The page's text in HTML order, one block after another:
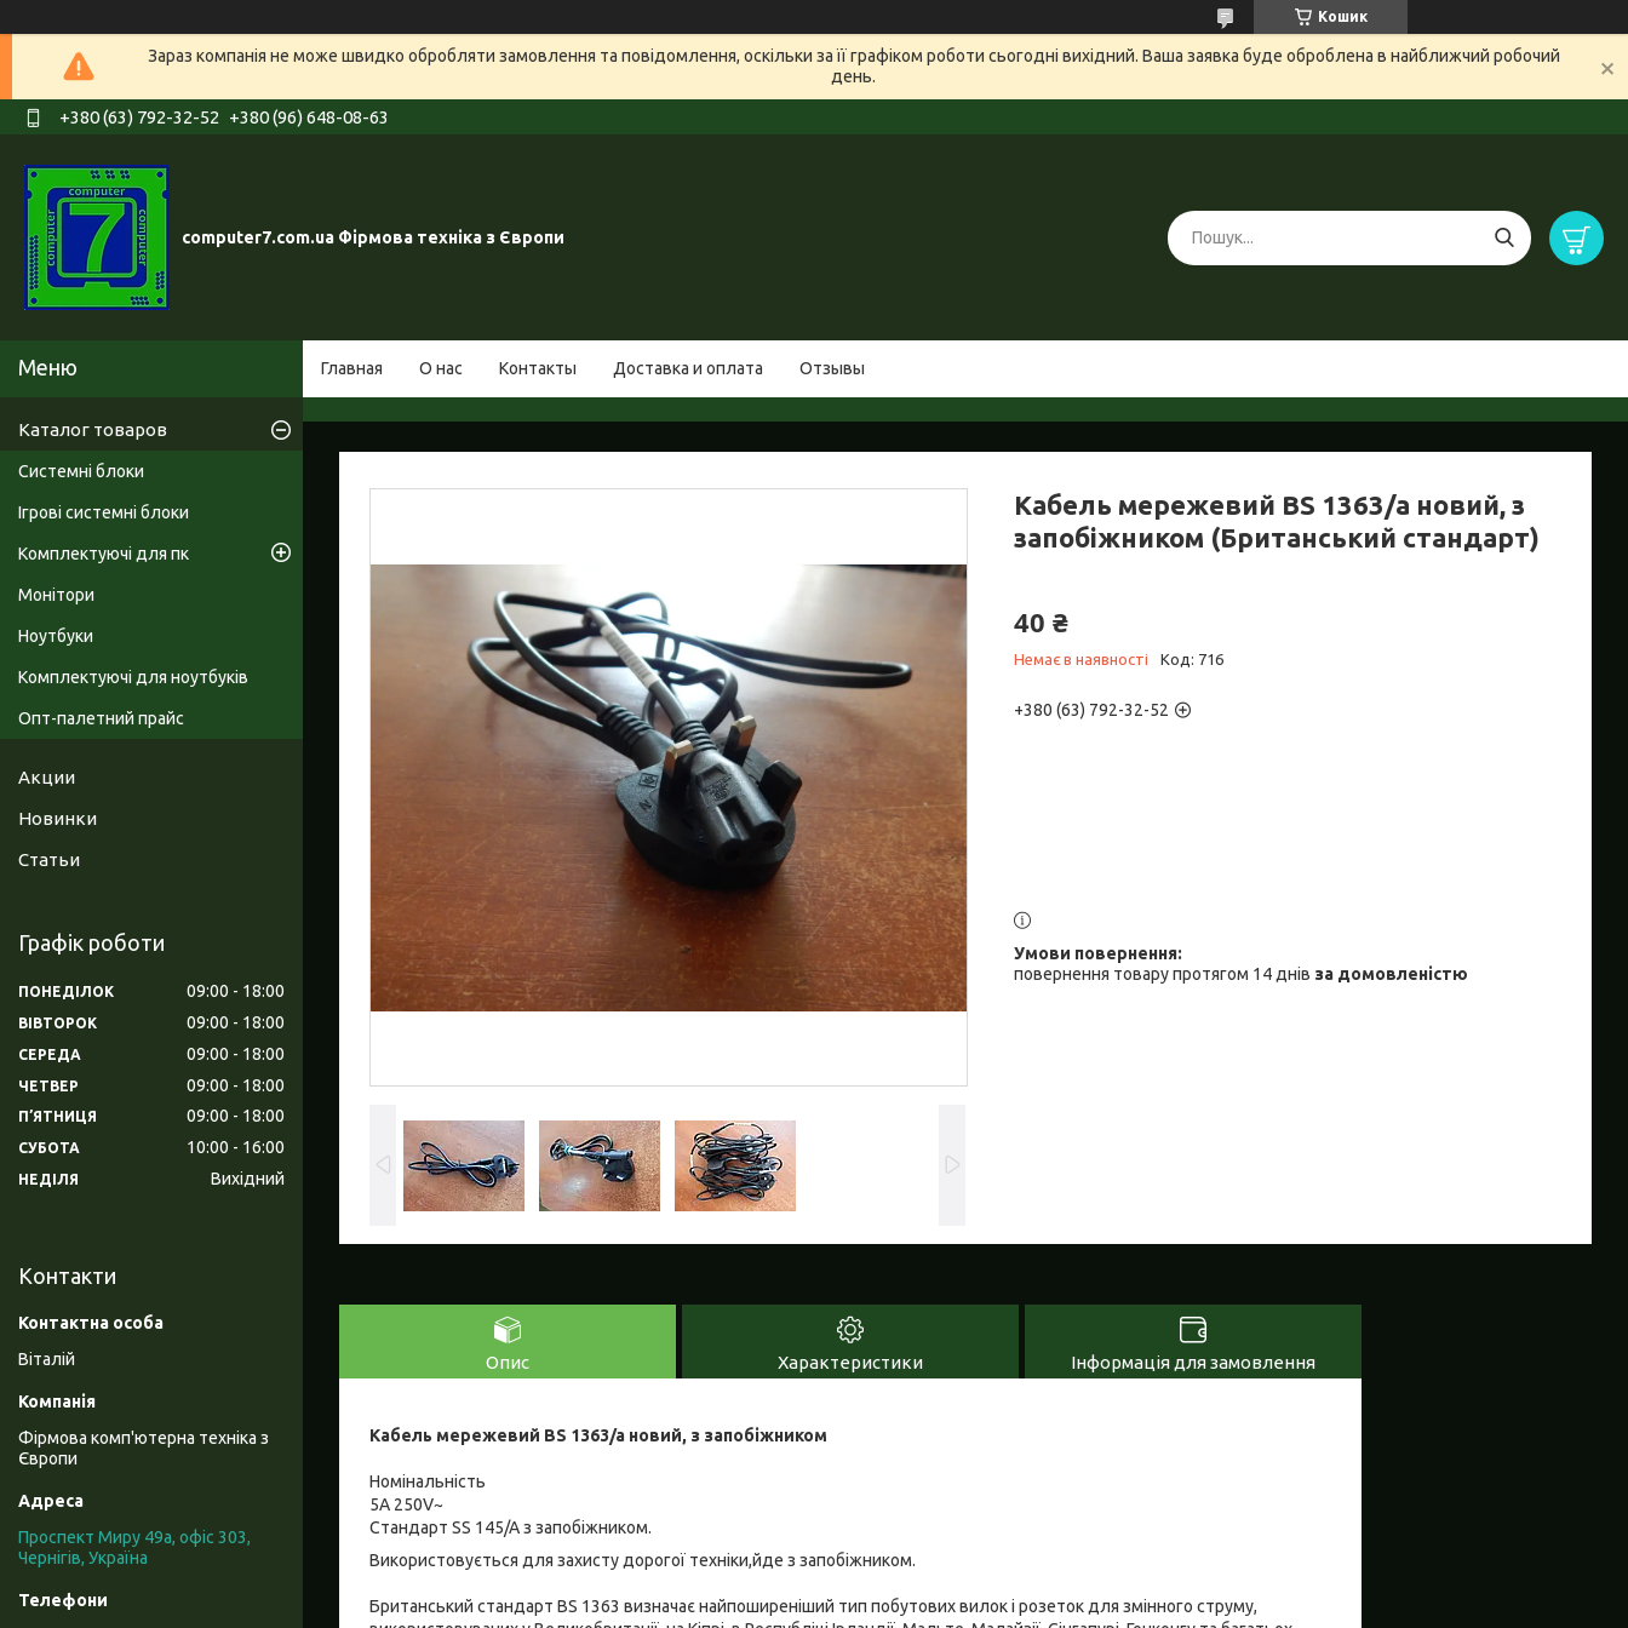
Кошик
Зараз компанія не може швидко обробляти замовлення та повідомлення, оскільки за її графіком роботи сьогодні вихідний. Ваша заявка буде оброблена в найближчий робочий
день.
+380 (63) 792-32-52 +380 (96) 648-08-63
computer7.com.ua Фірмова техніка з Європи
Главная О нас Контакты Доставка и оплата Отзывы
Кабель мережевий BS 1363/a новий, з
запобіжником (Британський стандарт)
40 ₴
Немає в наявності Код: 716
+380 (63) 792-32-52
повернення товару протягом 14 днів за домовленістю
Опис Характеристики Інформація для замовлення
Кабель мережевий BS 1363/a новий, з запобіжником
Номінальність
5A 250V~
Стандарт SS 145/A з запобіжником.
Використовується для захисту дорогої техніки,йде з запобіжником.
Британський стандарт BS 1363 визначає найпоширеніший тип побутових вилок і розеток для змінного струму,
Каталог товаров
Системні блоки
Ігрові системні блоки
Комплектуючі для пк
Монітори
Ноутбуки
Комплектуючі для ноутбуків
Опт-палетний прайс
Акции
Новинки
Статьи
Графік роботи
ПОНЕДІЛОК 09:00 18:00
ВІВТОРОК 09:00 18:00
СЕРЕДА 09:00 18:00
ЧЕТВЕР 09:00 18:00
ПʼЯТНИЦЯ 09:00 18:00
СУБОТА 10:00 16:00
НЕДІЛЯ Вихідний
Контакти
Віталій
Фірмова комп'ютерна техніка з
Європи
Проспект Миру 49а, офіс 303,
Чернігів, Україна